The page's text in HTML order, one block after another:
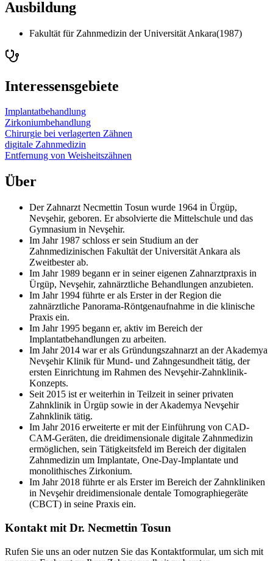
Ausbildung
Fakultät für Zahnmedizin der Universität Ankara(1987)
Interessensgebiete
Implantatbehandlung
Zirkoniumbehandlung
Chirurgie bei verlagerten Zähnen
digitale Zahnmedizin
Entfernung von Weisheitszähnen
Über
Der Zahnarzt Necmettin Tosun wurde 1964 in Ürgüp,
Nevşehir, geboren. Er absolvierte die Mittelschule und das
Gymnasium in Nevşehir.
Im Jahr 1987 schloss er sein Studium an der
Zahnmedizinischen Fakultät der Universität Ankara als
Zweitbester ab.
Im Jahr 1989 begann er in seiner eigenen Zahnarztpraxis in
Ürgüp, Nevşehir, zahnärztliche Behandlungen anzubieten.
Im Jahr 1994 führte er als Erster in der Region die
zahnärztliche Panorama-Röntgenaufnahme in die klinische
Praxis ein.
Im Jahr 1995 begann er, aktiv im Bereich der
Implantatbehandlungen zu arbeiten.
Im Jahr 2014 war er als Gründungszahnarzt an der Akademya
Nevşehir Klinik für Mund- und Zahngesundheit tätig, der
ersten Einrichtung im Rahmen des Nevşehir-Zahnklinik-
Konzepts.
Seit 2015 ist er weiterhin in Teilzeit in seiner privaten
Zahnklinik in Ürgüp sowie in der Akademya Nevşehir
Zahnklinik tätig.
Im Jahr 2016 erweiterte er mit der Einführung von CAD-
CAM-Geräten, die dreidimensionale digitale Zahnmedizin
ermöglichen, sein Tätigkeitsfeld im Bereich der digitalen
Zahnmedizin um Implantate, One-Day-Implantate und
monolithisches Zirkonium.
Im Jahr 2018 führte er als Erster im Bereich der Zahnkliniken
in Nevşehir dreidimensionale dentale Tomographiegeräte
(CBCT) in seine Praxis ein.
Kontakt mit Dr. Necmettin Tosun
Rufen Sie uns an oder nutzen Sie das Kontaktformular, um sich mit